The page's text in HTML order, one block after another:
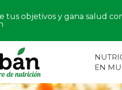
tus objetivos y gana salud
EN